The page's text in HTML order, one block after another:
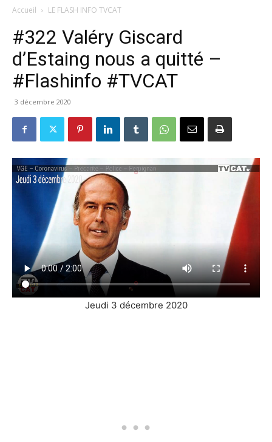
Accueil LE FLASH INFO TVCAT
#322 Valéry Giscard
d’Estaing nous a quitté –
#Flashinfo #TVCAT
3 décembre 2020
Jeudi 3 décembre 2020